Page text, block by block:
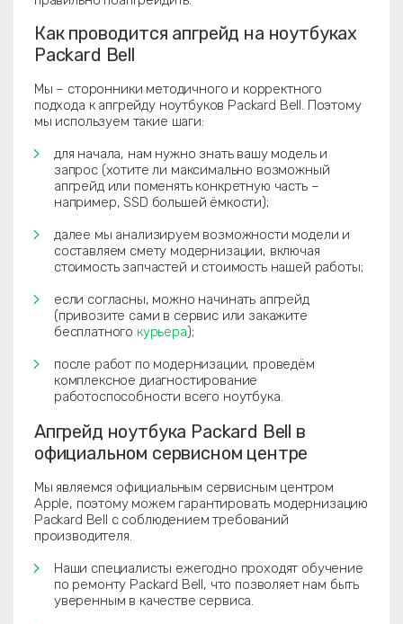
Как проводится апгрейд на ноутбуках
Packard Bell
Мы – сторонники методичного и корректного
подхода к апгрейду ноутбуков Packard Bell. Поэтому
мы используем такие шаги:
для начала, нам нужно знать вашу модель и
запрос (хотите ли максимально возможный
апгрейд или поменять конкретную часть –
например, SSD большей ёмкости);
далее мы анализируем возможности модели и
составляем смету модернизации, включая
стоимость запчастей и стоимость нашей работы;
если согласны, можно начинать апгрейд
(привозите сами в сервис или закажите
бесплатного курьера);
после работ по модернизации, проведём
комплексное диагностирование
работоспособности всего ноутбука.
Апгрейд ноутбука Packard Bell в
официальном сервисном центре
Мы являемся официальным сервисным центром
Apple, поэтому можем гарантировать модернизацию
Packard Bell с соблюдением требований
производителя.
Наши специалисты ежегодно проходят обучение
по ремонту Packard Bell, что позволяет нам быть
уверенным в качестве сервиса.